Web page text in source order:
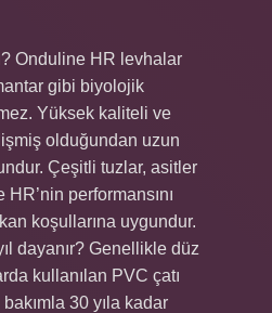
Onduline HR levhalar
gibi biyolojik
Yüksek kaliteli ve
olduğundan uzun
Çeşitli tuzlar, asitler
performansını
koşullarına uygundur.
dayanır? Genellikle düz
kullanılan PVC çatı
30 yıla kadar